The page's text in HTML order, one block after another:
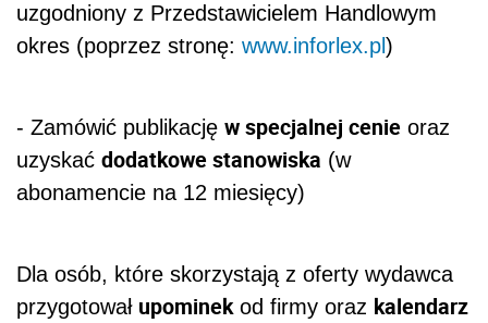
uzgodniony z Przedstawicielem Handlowym
okres (poprzez stronę: www.inforlex.pl)
- Zamówić publikację w specjalnej cenie oraz
uzyskać dodatkowe stanowiska (w
abonamencie na 12 miesięcy)
Dla osób, które skorzystają z oferty wydawca
przygotował upominekod firmy oraz kalendarz